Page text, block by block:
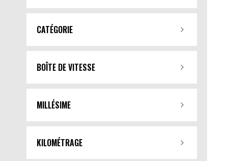
CATÉGORIE
BOÎTE DE VITESSE
MILLÉSIME
KILOMÉTRAGE